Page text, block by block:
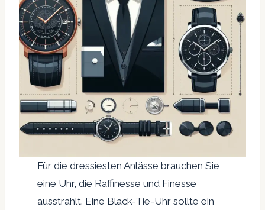
Für die dressiesten Anlässe brauchen Sie
eine Uhr, die Raffinesse und Finesse
ausstrahlt. Eine Black-Tie-Uhr sollte ein